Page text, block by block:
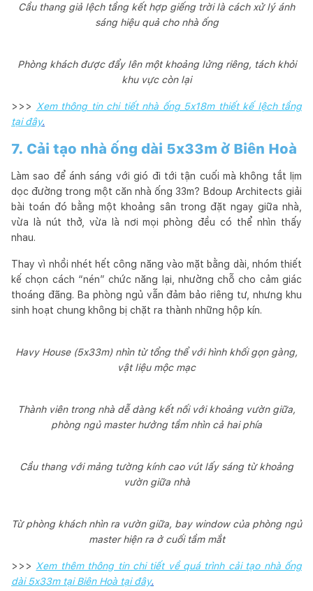
Cầu thang giả lệch tầng kết hợp giếng trời là cách xử lý ánh
sáng hiệu quả cho nhà ống
Phòng khách được đẩy lên một khoảng lửng riêng, tách khỏi
khu vực còn lại
>>>
Xem thông tin chi tiết nhà ống 5x18m thiết kế lệch tầng
tại đây.
7. Cải tạo nhà ống dài 5x33m ở Biên Hoà
Làm sao để ánh sáng với gió đi tới tận cuối mà không tắt lịm
dọc đường trong một căn nhà ống 33m? Bdoup Architects giải
bài toán đó bằng một khoảng sân trong đặt ngay giữa nhà,
vừa là nút thở, vừa là nơi mọi phòng đều có thể nhìn thấy
nhau.
Thay vì nhồi nhét hết công năng vào mặt bằng dài, nhóm thiết
kế chọn cách “nén” chức năng lại, nhường chỗ cho cảm giác
thoáng đãng. Ba phòng ngủ vẫn đảm bảo riêng tư, nhưng khu
sinh hoạt chung không bị chặt ra thành những hộp kín.
Havy House (5x33m) nhìn từ tổng thể với hình khối gọn gàng,
vật liệu mộc mạc
Thành viên trong nhà dễ dàng kết nối với khoảng vườn giữa,
phòng ngủ master hưởng tầm nhìn cả hai phía
Cầu thang với mảng tường kính cao vút lấy sáng từ khoảng
vườn giữa nhà
Từ phòng khách nhìn ra vườn giữa, bay window của phòng ngủ
master hiện ra ở cuối tầm mắt
>>> Xem thêm thông tin chi tiết về quá trình cải tạo nhà ống
dài 5x33m tại Biên Hoà tại đây.